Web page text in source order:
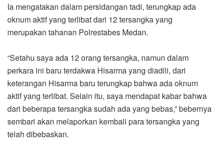
Ia mengatakan dalam persidangan tadi, terungkap ada
oknum aktif yang terlibat dari 12 tersangka yang
merupakan tahanan Polrestabes Medan.
“Setahu saya ada 12 orang tersangka, namun dalam
perkara ini baru terdakwa Hisarma yang diadili, dari
keterangan Hisarma baru terungkap bahwa ada oknum
aktif yang terlibat. Selain itu, saya mendapat kabar bahwa
dari beberapa tersangka sudah ada yang bebas,” bebernya
sembari akan melaporkan kembali para tersangka yang
telah dibebaskan.